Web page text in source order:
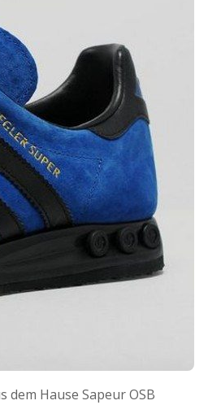
dem Hause Sapeur OSB